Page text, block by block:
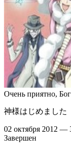
Очень приятно, Бог
神様はじめました
02 октября 2012 —
Завершен